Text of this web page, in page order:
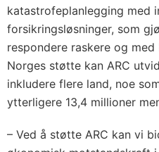
katastrofeplanlegging med
forsikringsløsninger, som
respondere raskere og
Norges støtte kan ARC
inkludere flere land, noe
ytterligere 13,4 millioner
– Ved å støtte ARC kan vi